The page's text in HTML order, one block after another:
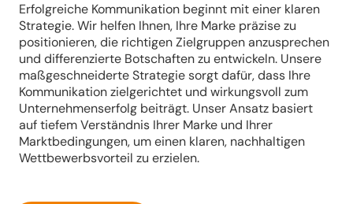
Erfolgreiche Kommunikation beginnt mit einer klaren
Strategie. Wir helfen Ihnen, Ihre Marke präzise zu
positionieren, die richtigen Zielgruppen anzusprechen
und differenzierte Botschaften zu entwickeln. Unsere
maßgeschneiderte Strategie sorgt dafür, dass Ihre
Kommunikation zielgerichtet und wirkungsvoll zum
Unternehmenserfolg beiträgt. Unser Ansatz basiert
auf tiefem Verständnis Ihrer Marke und Ihrer
Marktbedingungen, um einen klaren, nachhaltigen
Wettbewerbsvorteil zu erzielen.